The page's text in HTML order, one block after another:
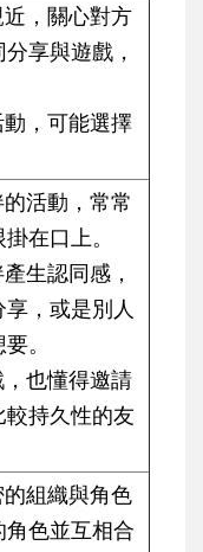
，關心對方
享與遊戲，
，可能選擇
活動，常常
在口上。
生認同感，
，或是別人
。
也懂得邀請
持久性的友
組織與角色
色並互相合